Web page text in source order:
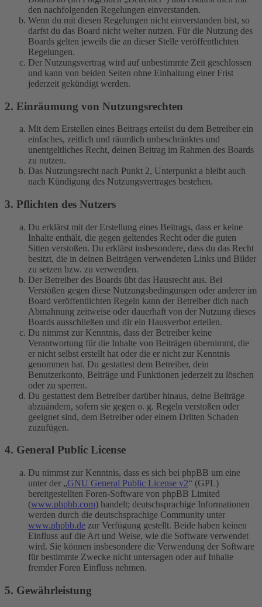
den nachfolgenden Regelungen einverstanden.
Wenn du mit diesen Regelungen nicht einverstanden bist, so
darfst du das Board nicht weiter nutzen. Für die Nutzung des
Boards gelten jeweils die an dieser Stelle veröffentlichten
Regelungen.
Der Nutzungsvertrag wird auf unbestimmte Zeit geschlossen
und kann von beiden Seiten ohne Einhaltung einer Frist
jederzeit gekündigt werden.
2. Einräumung von Nutzungsrechten
Mit dem Erstellen eines Beitrags erteilst du dem Betreiber ein
einfaches, zeitlich und räumlich unbeschränktes und
unentgeltliches Recht, deinen Beitrag im Rahmen des Boards
zu nutzen.
Das Nutzungsrecht nach Punkt 2, Unterpunkt a bleibt auch
nach Kündigung des Nutzungsvertrages bestehen.
3. Pflichten des Nutzers
Du erklärst mit der Erstellung eines Beitrags, dass er keine
Inhalte enthält, die gegen geltendes Recht oder die guten
Sitten verstoßen. Du erklärst insbesondere, dass du das Recht
besitzt, die in deinen Beiträgen verwendeten Links und Bilder
zu setzen bzw. zu verwenden.
Der Betreiber des Boards übt das Hausrecht aus. Bei
Verstößen gegen diese Nutzungsbedingungen oder anderer im
Board veröffentlichten Regeln kann der Betreiber dich nach
Abmahnung zeitweise oder dauerhaft von der Nutzung dieses
Boards ausschließen und dir ein Hausverbot erteilen.
Du nimmst zur Kenntnis, dass der Betreiber keine
Verantwortung für die Inhalte von Beiträgen übernimmt, die
er nicht selbst erstellt hat oder die er nicht zur Kenntnis
genommen hat. Du gestattest dem Betreiber, dein
Benutzerkonto, Beiträge und Funktionen jederzeit zu löschen
oder zu sperren.
Du gestattest dem Betreiber darüber hinaus, deine Beiträge
abzuändern, sofern sie gegen o. g. Regeln verstoßen oder
geeignet sind, dem Betreiber oder einem Dritten Schaden
zuzufügen.
4. General Public License
Du nimmst zur Kenntnis, dass es sich bei phpBB um eine
unter der „GNU General Public License v2“ (GPL)
bereitgestellten Foren-Software von phpBB Limited
(www.phpbb.com) handelt; deutschsprachige Informationen
werden durch die deutschsprachige Community unter
www.phpbb.de zur Verfügung gestellt. Beide haben keinen
Einfluss auf die Art und Weise, wie die Software verwendet
wird. Sie können insbesondere die Verwendung der Software
für bestimmte Zwecke nicht untersagen oder auf Inhalte
fremder Foren Einfluss nehmen.
5. Gewährleistung